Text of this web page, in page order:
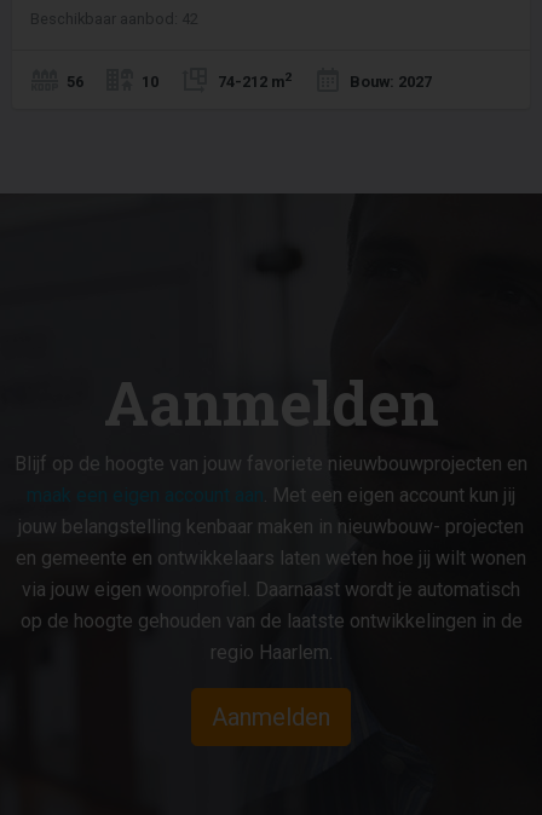
Beschikbaar aanbod: 42
56 10 74-212 m2 Bouw: 2027
Aanmelden
Blijf op de hoogte van jouw favoriete nieuwbouwprojecten en
. Met een eigen account kun jij
jouw belangstelling kenbaar maken in nieuwbouw- projecten
en gemeente en ontwikkelaars laten weten hoe jij wilt wonen
via jouw eigen woonprofiel. Daarnaast wordt je automatisch
op de hoogte gehouden van de laatste ontwikkelingen in de
regio Haarlem.
Aanmelden